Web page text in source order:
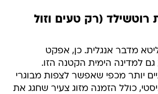
רוטשילד (רק טעים וזול
מדבר אנגלית. כן, אפקט
גם למדינה הימית הקטנה הזו.
יותר מכפי שאפשר לצפות מבוגרי
כולל הזמנה מזוג צעיר שחגג את